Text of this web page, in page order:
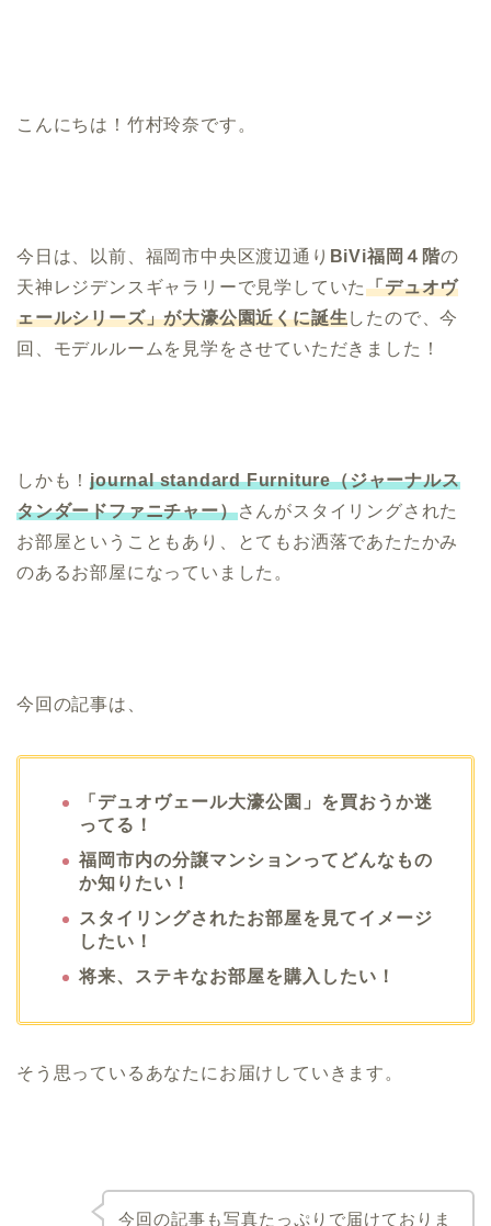
こんにちは！竹村玲奈です。
今日は、以前、福岡市中央区渡辺通り BiVi福岡４階の
天神レジデンスギャラリーで見学していた「デュオヴ
ェールシリーズ」が大濠公園近くに誕生したので、今
回、モデルルームを見学をさせていただきました！
しかも！journal standard Furniture（ジャーナルス
タンダードファニチャー）さんがスタイリングされた
お部屋ということもあり、とてもお洒落であたたかみ
のあるお部屋になっていました。
今回の記事は、
「デュオヴェール大濠公園」を買おうか迷
ってる！
福岡市内の分譲マンションってどんなもの
か知りたい！
スタイリングされたお部屋を見てイメージ
したい！
将来、ステキなお部屋を購入したい！
そう思っているあなたにお届けしていきます。
今回の記事も写真たっぷりで届けておりま